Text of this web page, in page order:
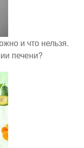
и что нельзя.
печени?